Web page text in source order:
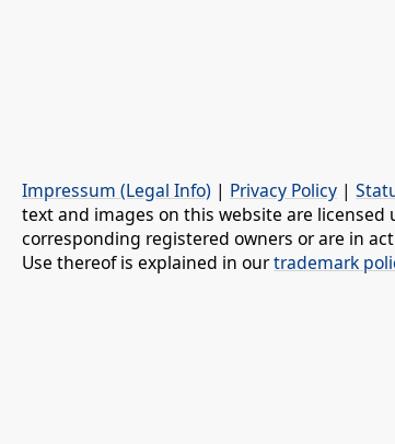
Impressum (Legal Info) | Privacy Policy |
text and images on this website are licensed
corresponding registered owners or are in
Use thereof is explained in ourtrademark